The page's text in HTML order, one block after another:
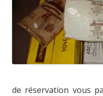
de réservation vous